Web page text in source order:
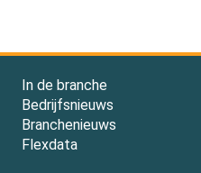
In de branche
Bedrijfsnieuws
Branchenieuws
Flexdata